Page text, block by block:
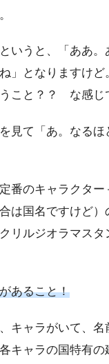
いうと、「ああ
」となりますけど
こと？？ な感じ
見て「あ。なるほ
番のキャラクター
は国名ですけど）
リルジオラマスタ
あること！
キャラがいて、名
キャラの国特有の